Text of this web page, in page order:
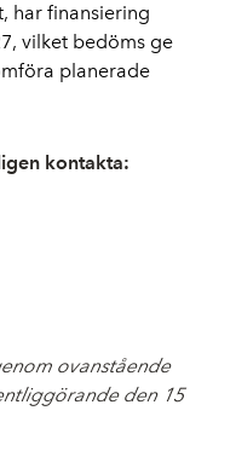
har finansiering
vilket bedöms ge
planerade
kontakta:
ovanstående
den 15